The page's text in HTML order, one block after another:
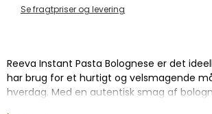
Se fragtpriser og levering
Reeva Instant Pasta Bolognese er det
har brug for et hurtigt og velsmagende
hverdag. Med en autentisk smag af